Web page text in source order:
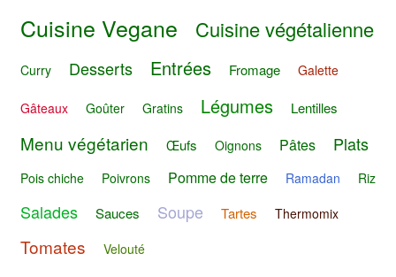
Cuisine Vegane Cuisine végétalienne
Curry Desserts Entrées Fromage Galette
Gâteaux Goûter Gratins Légumes Lentilles
Menu végétarien Œufs Oignons Pâtes Plats
Pois chiche Poivrons Pomme de terre Ramadan Riz
Salades Sauces Soupe Tartes Thermomix
Tomates Velouté